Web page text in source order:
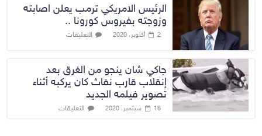
الرئيس الامريكي ترمب يعلن اصابته
وزوجته بفيروس كورونا ..
2 أكتوبر، 2020 التعليقات
جاكي شان ينجو من الغرق بعد
إنقلاب قارب نفاث كان يركبه أثناء
تصوير فيلمه الجديد
16 سبتمبر، 2020 التعليقات